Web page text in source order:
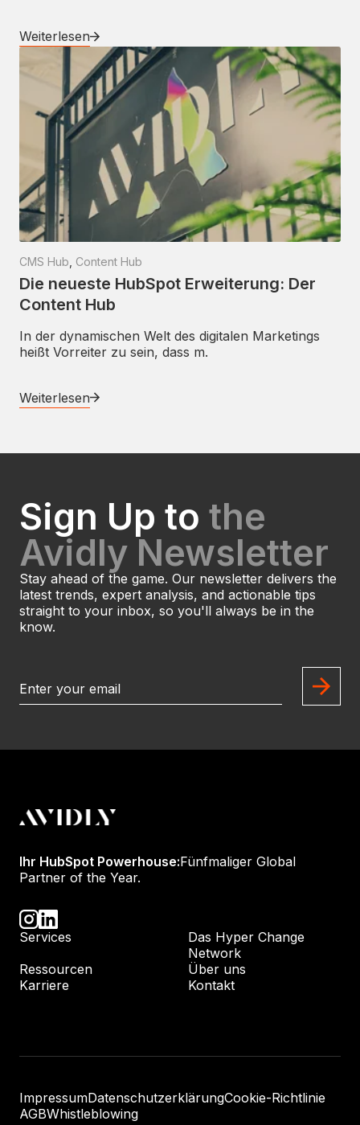
Weiterlesen
CMS Hub Content Hub
Die neueste HubSpot Erweiterung: Der
Content Hub
In der dynamischen Welt des digitalen Marketings
heißt Vorreiter zu sein, dass m.
Weiterlesen
Sign Up to the
Avidly Newsletter
Stay ahead of the game. Our newsletter delivers the
latest trends, expert analysis, and actionable tips
straight to your inbox, so you'll always be in the
know.
Ihr HubSpot Powerhouse:Fünfmaliger Global
Partner of the Year.
Services
Das Hyper Change
Network
Ressourcen
Über uns
Karriere
Kontakt
ImpressumDatenschutzerklärungCookie-Richtlinie
AGBWhistleblowing